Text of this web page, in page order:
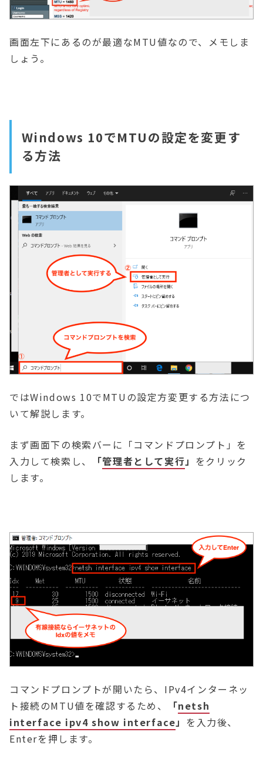
画面左下にあるのが最適なMTU値なので、メモしま
しょう。
Windows 10でMTUの設定を変更す
る方法
ではWindows 10でMTUの設定方変更する方法につ
いて解説します。
まず画面下の検索バーに「コマンドプロンプト」を
入力して検索し、
「管理者として実行」 をクリック
します。
コマンドプロンプトが開いたら、IPv4インターネッ
ト接続のMTU値を確認するため、
「netsh
interface ipv4 show interface 」 を入力後、
Enterを押します。